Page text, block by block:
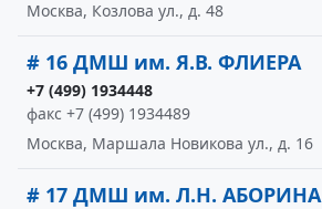
Москва, Козлова ул., д. 48
# 16 ДМШ им. Я.В. ФЛИЕРА
+7 (499) 1934448
факс +7 (499) 1934489
Москва, Маршала Новикова ул., д. 16
# 17 ДМШ им. Л.Н. АБОРИНА